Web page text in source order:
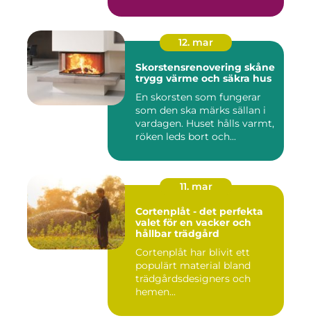
12. mar
Skorstensrenovering skåne
trygg värme och säkra hus
En skorsten som fungerar
som den ska märks sällan i
vardagen. Huset hålls varmt,
röken leds bort och...
11. mar
Cortenplåt - det perfekta
valet för en vacker och
hållbar trädgård
Cortenplåt har blivit ett
populärt material bland
trädgårdsdesigners och
hemen...